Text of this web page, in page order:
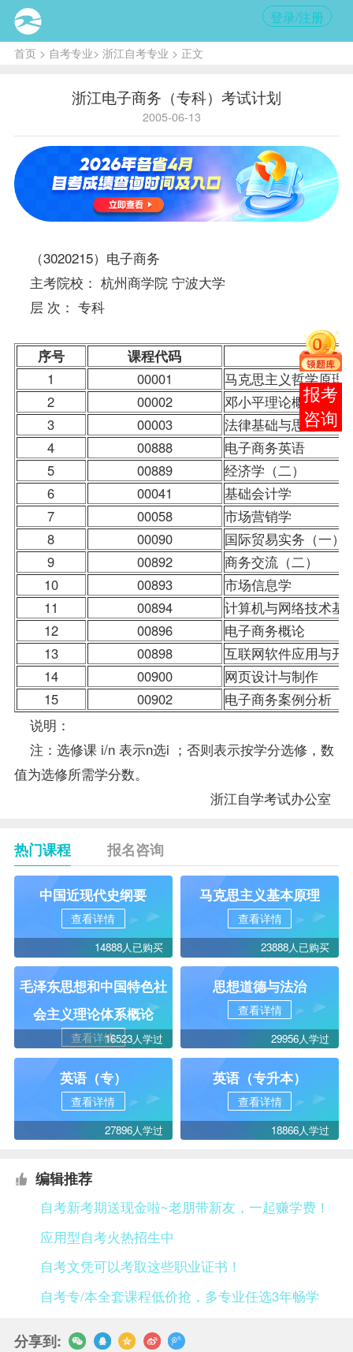
登录/注册
首页> 自考专业> 浙江自考专业 > 正文
浙江电子商务（专科）考试计划
2005-06-13
（3020215）电子商务
主考院校： 杭州商学院 宁波大学
层 次： 专科
序号 课程代码
1
00001
马克思主义哲学原理
2
00002
邓小平理论概论
3
00003
法律基础与思想道德
4
00888
电子商务英语
5
00889
经济学（二）
6
00041
基础会计学
7
00058
市场营销学
8
00090 国际贸易实务（一）
9
00892
商务交流（二）
10
00893
市场信息学
11
00894
计算机与网络技术基
12
00896
电子商务概论
13
00898
互联网软件应用与开
14
00900
网页设计与制作
15
00902 电子商务案例分析
说明：
注：选修课 i/n 表示n选i ；否则表示按学分选修，数
值为选修所需学分数。
浙江自学考试办公室
热门课程 报名咨询
中国近现代史纲要
查看详情
14888人已购买
马克思主义基本原理
查看详情
23888人已购买
毛泽东思想和中国特色社
会主义理论体系概论
查看详情16523人学过
思想道德与法治
查看详情
29956人学过
英语（专）
查看详情
27896人学过
英语（专升本）
查看详情
18866人学过
编辑推荐
自考新考期送现金啦~老朋带新友，一起赚学费！
应用型自考火热招生中
自考文凭可以考取这些职业证书！
自考专/本全套课程低价抢，多专业任选3年畅学
分享到:
报考
咨询